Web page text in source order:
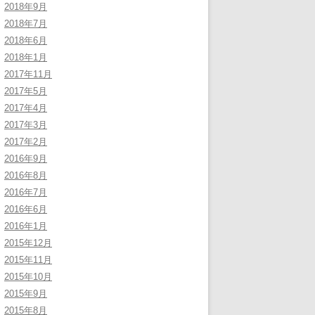
2018年9月
2018年7月
2018年6月
2018年1月
2017年11月
2017年5月
2017年4月
2017年3月
2017年2月
2016年9月
2016年8月
2016年7月
2016年6月
2016年1月
2015年12月
2015年11月
2015年10月
2015年9月
2015年8月